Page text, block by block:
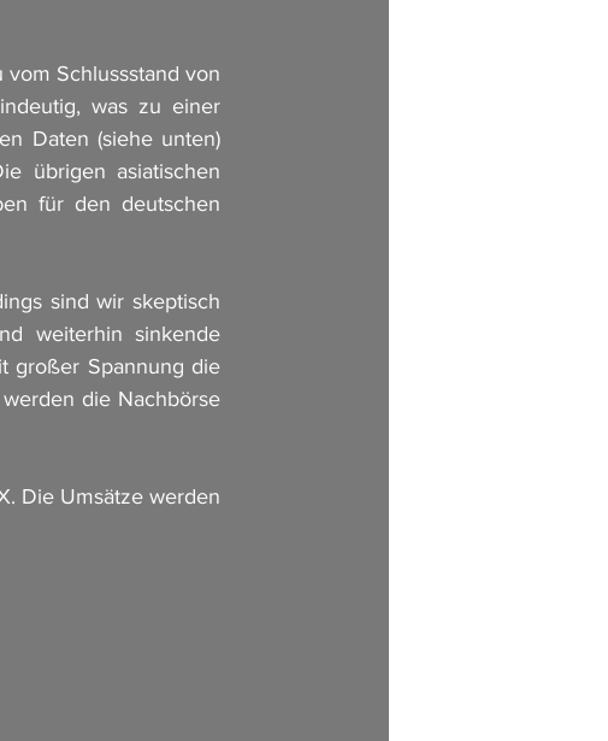
Schlussstand von
was zu einer
Daten (siehe unten)
übrigen asiatischen
für den deutschen
sind wir skeptisch
weiterhin sinkende
großer Spannung die
die Nachbörse
Die Umsätze werden